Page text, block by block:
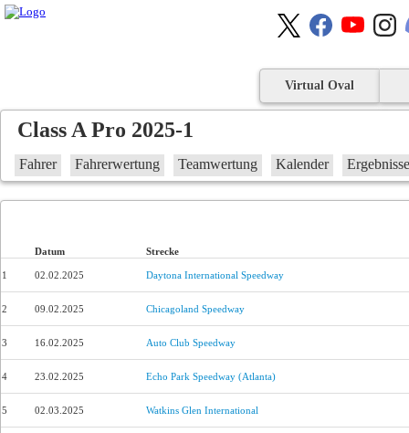
Virtual Oval
Class A Pro 2025-1
Fahrer Fahrerwertung Teamwertung Kalender Ergebnisse
Datum Strecke
1 02.02.2025 Daytona International Speedway
2 09.02.2025 Chicagoland Speedway
3 16.02.2025 Auto Club Speedway
4 23.02.2025 Echo Park Speedway (Atlanta)
5 02.03.2025 Watkins Glen International